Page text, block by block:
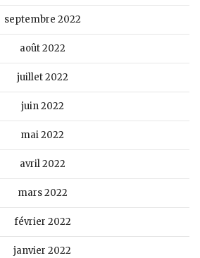
septembre 2022
août 2022
juillet 2022
juin 2022
mai 2022
avril 2022
mars 2022
février 2022
janvier 2022